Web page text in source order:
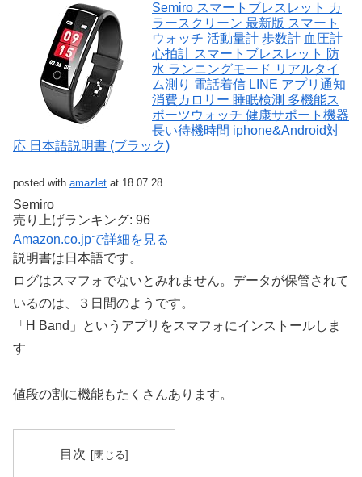
Semiro スマートブレスレット カ
ラースクリーン 最新版 スマート
ウォッチ 活動量計 歩数計 血圧計
心拍計 スマートブレスレット 防
水 ランニングモード リアルタイ
ム測り 電話着信 LINE アプリ通知
消費カロリー 睡眠検測 多機能ス
ポーツウォッチ 健康サポート機器
長い待機時間 iphone&Android対
応 日本語説明書 (ブラック)
posted with amazlet at 18.07.28
Semiro
売り上げランキング: 96
Amazon.co.jpで詳細を見る
説明書は日本語です。
ログはスマフォでないとみれません。データが保管されて
いるのは、３日間のようです。
「H Band」というアプリをスマフォにインストールしま
す
値段の割に機能もたくさんあります。
目次